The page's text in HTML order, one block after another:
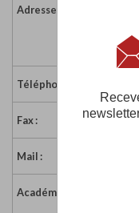
Adresse :
Téléphone :
Fax :
Mail :
Académie :